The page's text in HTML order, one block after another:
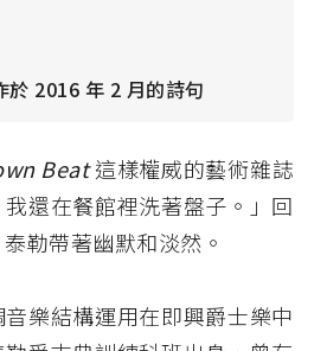
2016 年 2 月的詩句
Beat這樣權威的藝術雜誌
還在餐館裡洗著盤子。」回
勒帶著幽默和淡然。
樂結構運用在即興爵士樂中